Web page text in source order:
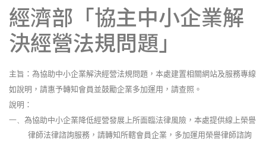
經濟部「協主中小企業解
決經營法規問題」
主旨：為協助中小企業解決經營法規問題，本處建置相關網站及服務專線
如說明，請惠予轉知會員並鼓勵企業多加運用，請查照。
說明：
一、 為協助中小企業降低經營發展上所面臨法律風險，本處提供線上榮譽
律師法律諮詢服務，請轉知所轄會員企業，多加運用榮譽律師諮詢